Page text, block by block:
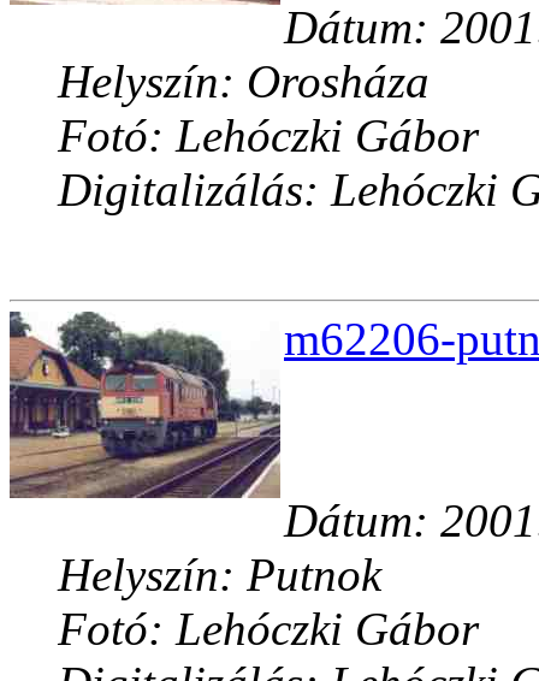
Dátum:
Helyszín: Orosháza
Fotó: Lehóczki Gábor
Digitalizálás: Lehóczki
m62206-
Dátum:
Helyszín: Putnok
Fotó: Lehóczki Gábor